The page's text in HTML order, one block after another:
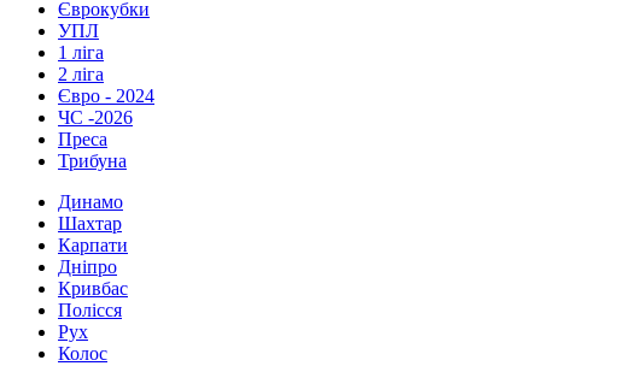
Єврокубки
УПЛ
1 ліга
2 ліга
Євро - 2024
ЧС -2026
Преса
Трибуна
Динамо
Шахтар
Карпати
Дніпро
Кривбас
Полісся
Рух
Колос